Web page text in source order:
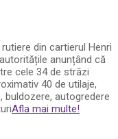
din cartierul Henri
anunțând că
cele 34 de străzi
40 de utilaje,
buldozere, autogredere
Afla mai multe!